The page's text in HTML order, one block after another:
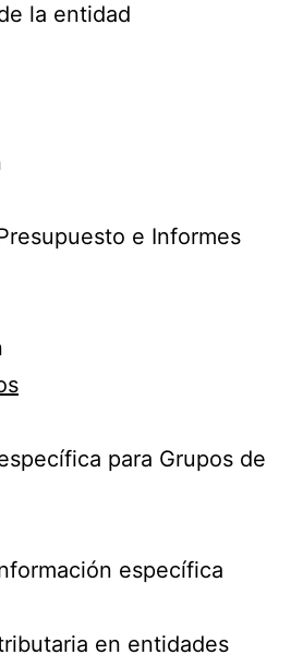
la entidad
e Informes
para Grupos de
específica
en entidades